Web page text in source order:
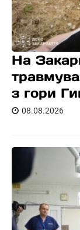
На
з гори
08.08.2026